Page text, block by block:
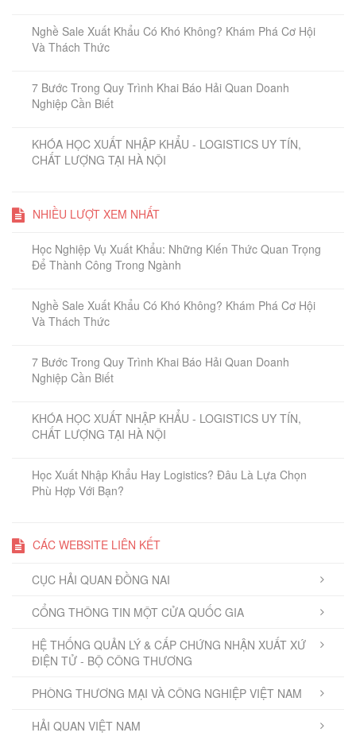
Nghề Sale Xuất Khẩu Có Khó Không? Khám Phá Cơ Hội
Và Thách Thức
7 Bước Trong Quy Trình Khai Báo Hải Quan Doanh
Nghiệp Cần Biết
KHÓA HỌC XUẤT NHẬP KHẨU - LOGISTICS UY TÍN,
CHẤT LƯỢNG TẠI HÀ NỘI
NHIỀU LƯỢT XEM NHẤT
Học Nghiệp Vụ Xuất Khẩu: Những Kiến Thức Quan Trọng
Để Thành Công Trong Ngành
Nghề Sale Xuất Khẩu Có Khó Không? Khám Phá Cơ Hội
Và Thách Thức
7 Bước Trong Quy Trình Khai Báo Hải Quan Doanh
Nghiệp Cần Biết
KHÓA HỌC XUẤT NHẬP KHẨU - LOGISTICS UY TÍN,
CHẤT LƯỢNG TẠI HÀ NỘI
Học Xuất Nhập Khẩu Hay Logistics? Đâu Là Lựa Chọn
Phù Hợp Với Bạn?
CÁC WEBSITE LIÊN KẾT
CỤC HẢI QUAN ĐỒNG NAI
CỔNG THÔNG TIN MỘT CỬA QUỐC GIA
HỆ THỐNG QUẢN LÝ & CẤP CHỨNG NHẬN XUẤT XỨ
ĐIỆN TỬ - BỘ CÔNG THƯƠNG
PHÒNG THƯƠNG MẠI VÀ CÔNG NGHIỆP VIỆT NAM
HẢI QUAN VIỆT NAM